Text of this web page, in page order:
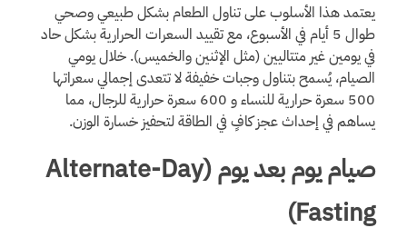
يعتمد هذا الأسلوب على تناول الطعام بشكل طبيعي وصحي
طوال 5 أيام في الأسبوع، مع تقييد السعرات الحرارية بشكل حاد
في يومين غير متتاليين (مثل الإثنين والخميس). خلال يومي
الصيام، يُسمح بتناول وجبات خفيفة لا تتعدى إجمالي سعراتها
500 سعرة حرارية للنساء و 600 سعرة حرارية للرجال، مما
يساهم في إحداث عجز كافٍ في الطاقة لتحفيز خسارة الوزن.
صيام يوم بعد يوم (Alternate-Day
Fasting)